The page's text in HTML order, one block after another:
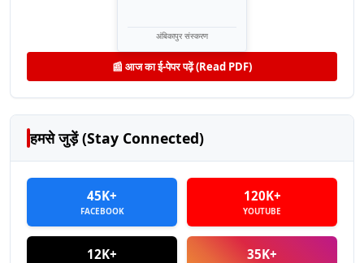
अंबिकापुर संस्करण
📰 आज का ई-पेपर पढ़ें (Read PDF)
हमसे जुड़ें (Stay Connected)
45K+
FACEBOOK
120K+
YOUTUBE
12K+ 35K+